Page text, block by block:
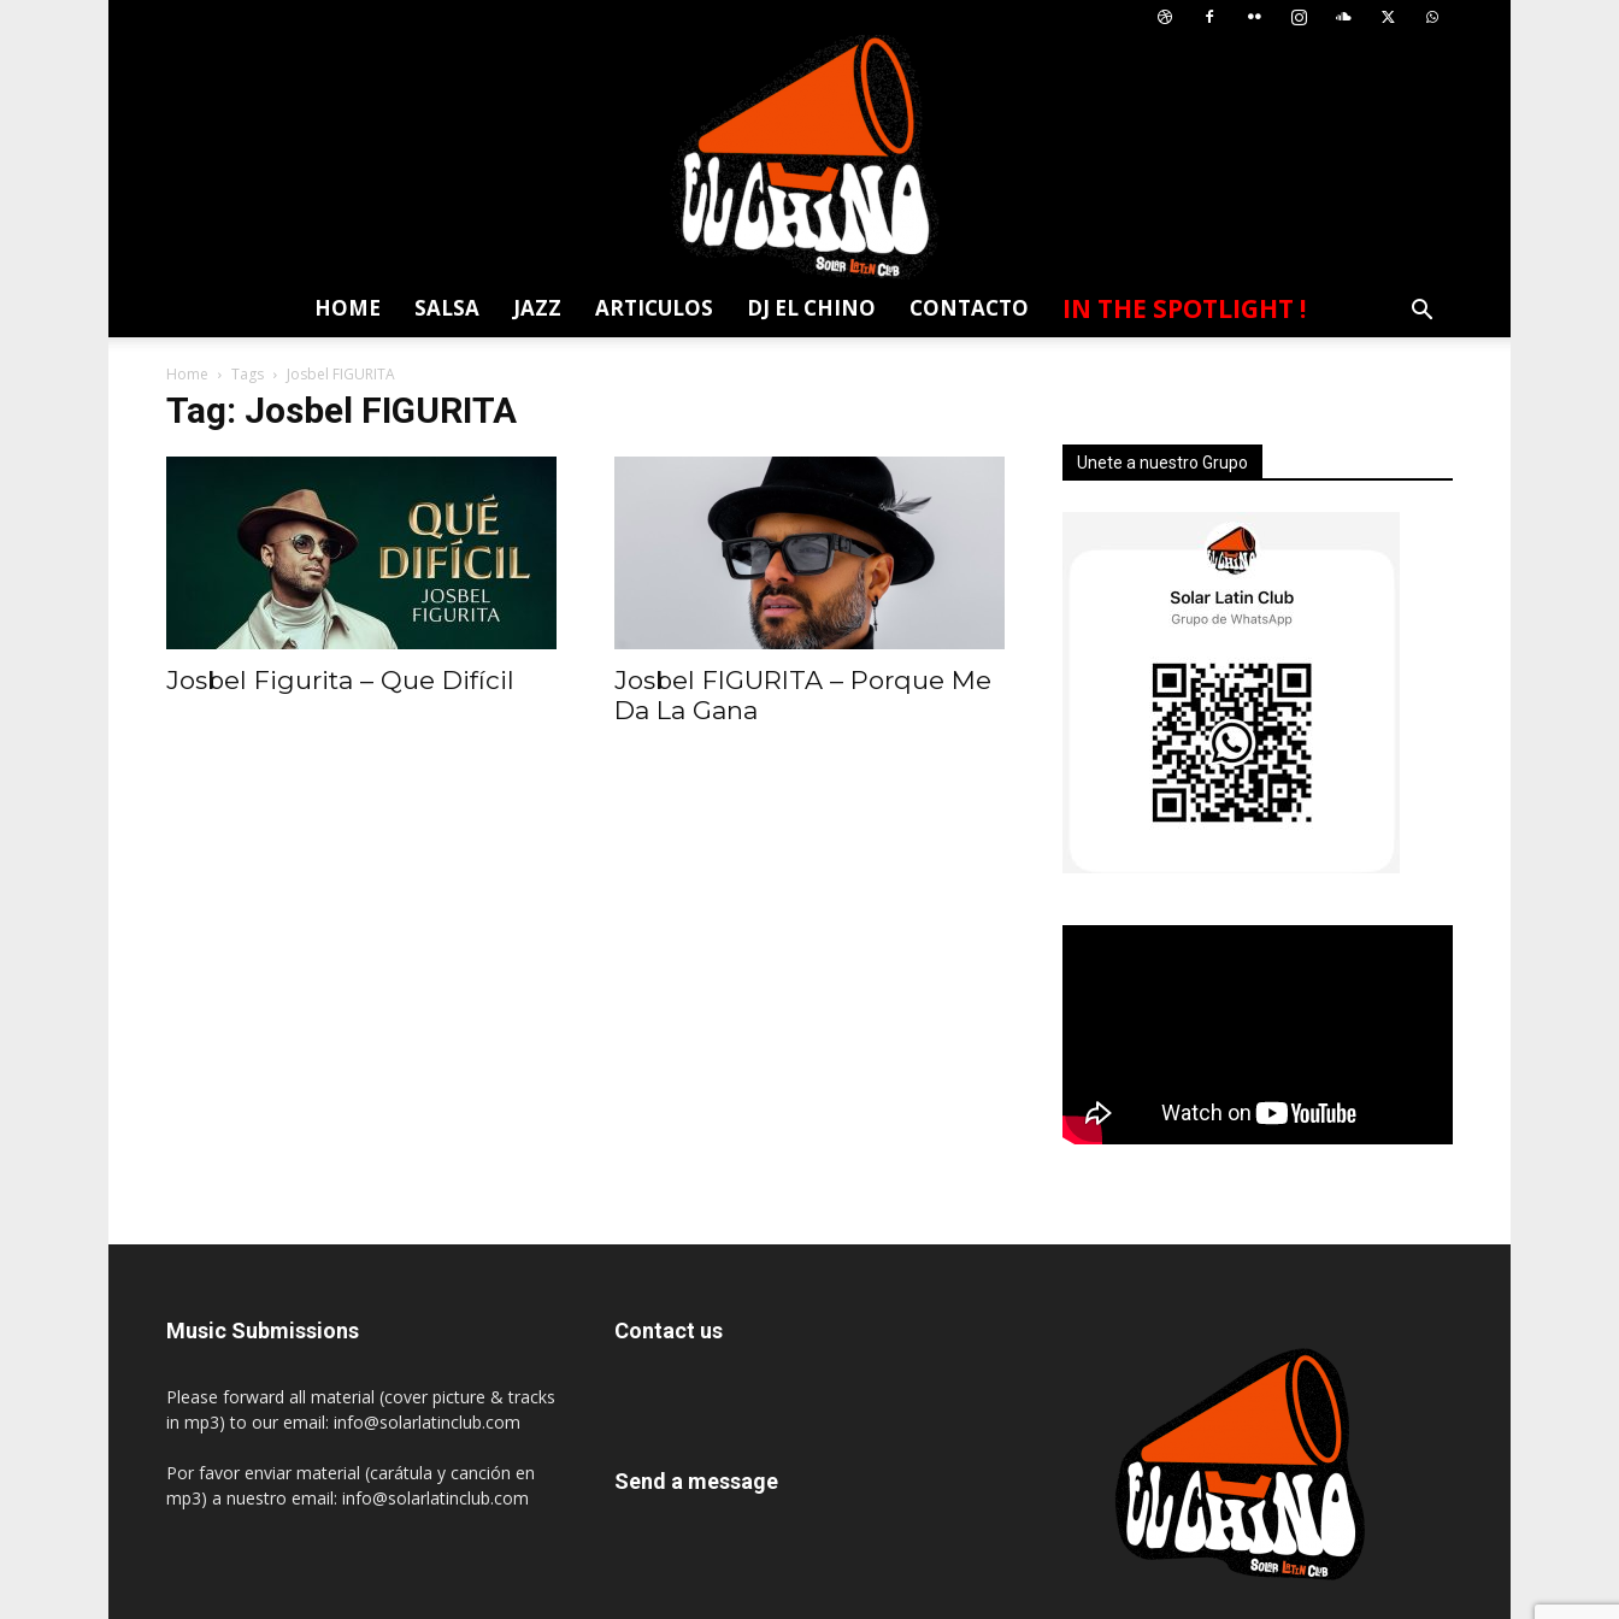
Latin
Club
HOME SALSA JAZZ ARTICULOS DJ EL CHINO CONTACTO IN THE SPOTLIGHT !
Home Tags Josbel FIGURITA
Tag: Josbel FIGURITA
Josbel Figurita – Que Difícil
Josbel FIGURITA – Porque Me
Da La Gana
Unete a nuestro Grupo
Music Submissions
Please forward all material (cover picture & tracks
in mp3) to our email: info@solarlatinclub.com
Por favor enviar material (carátula y canción en
mp3) a nuestro email: info@solarlatinclub.com
Contact us
Send a message